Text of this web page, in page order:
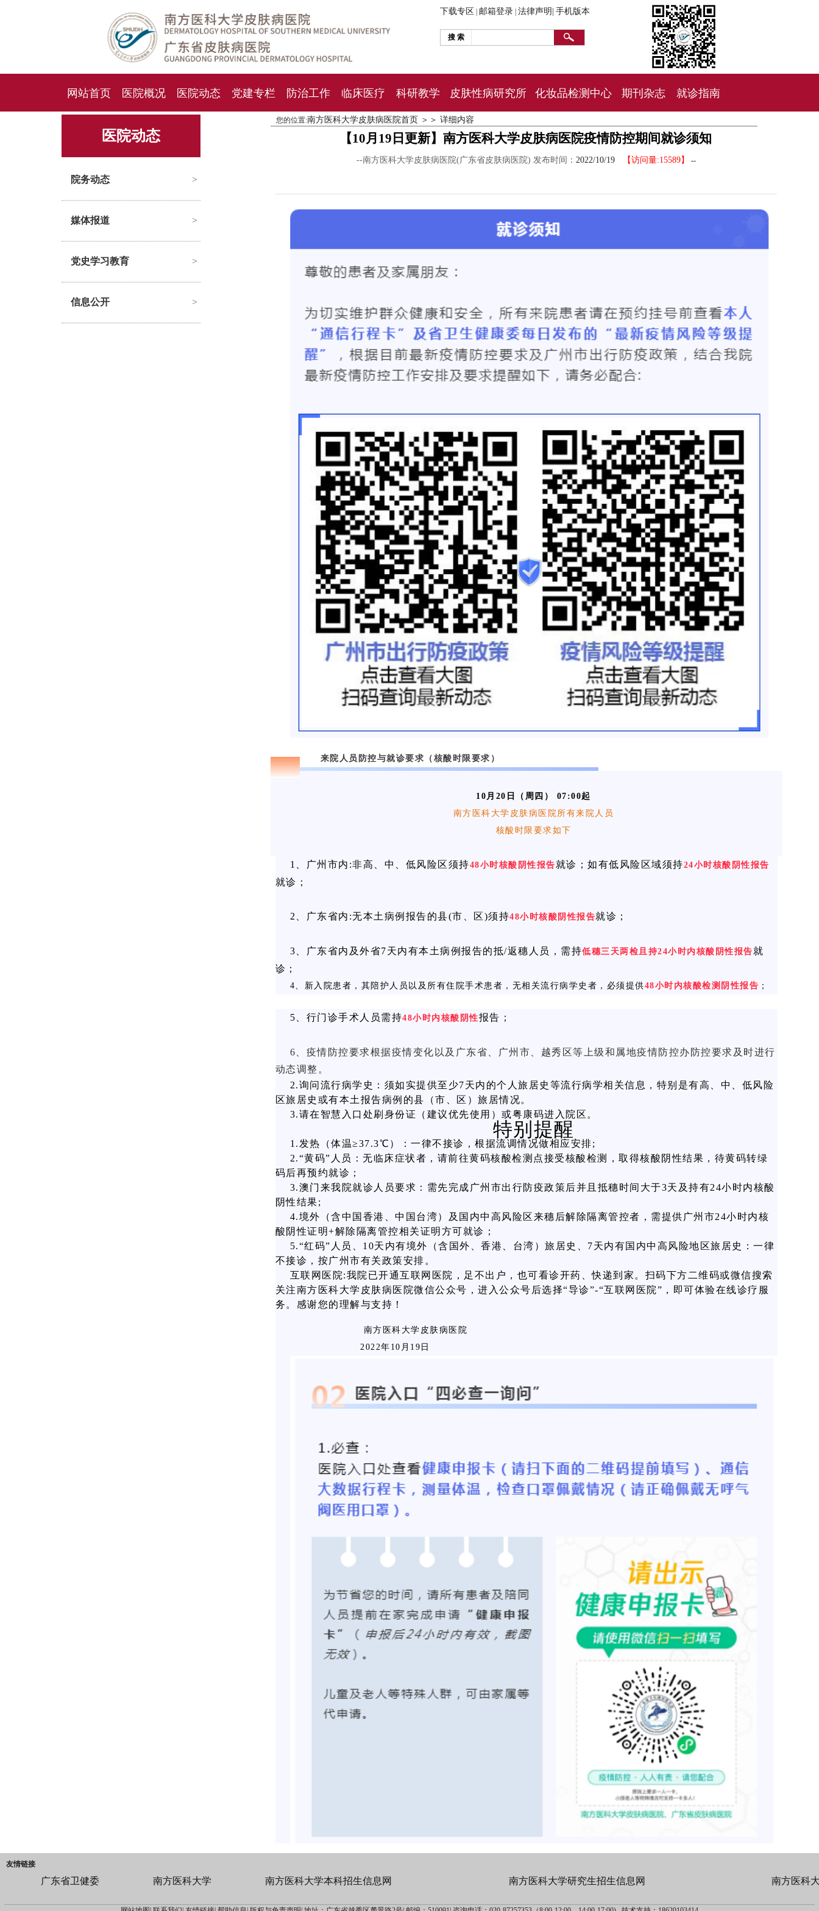
下载专区 邮箱登录 法律声明| 手机版本
搜 索
网站首页 医院概况 医院动态 党建专栏 防治工作 临床医疗 科研教学 皮肤性病研究所 化妆品检测中心 期刊杂志 就诊指南
人才招聘 招标采购
医院动态
院务动态 >
媒体报道 >
党史学习教育 >
信息公开 >
您的位置:南方医科大学皮肤病医院首页 ＞＞ 详细内容
【10月19日更新】南方医科大学皮肤病医院疫情防控期间就诊须知
--南方医科大学皮肤病医院(广东省皮肤病医院) 发布时间：2022/10/19 【访问量:15589】 --
01
来院人员防控与就诊要求（核酸时限要求）
10月20日（周四） 07:00起
南方医科大学皮肤病医院所有来院人员
核酸时限要求如下
1、广州市内:非高、中、低风险区须持48小时核酸阴性报告 就诊；如有低风险区域须持24小时核酸阴性报告
就诊；
2、广东省内:无本土病例报告的县(市、区)须持48小时核酸阴性报告就诊；
3、广东省内及外省7天内有本土病例报告的抵/返穗人员，需持低穗三天两检且持24小时内核酸阴性报告 就
诊；
4、新入院患者，其陪护人员以及所有住院手术患者，无相关流行病学史者，必须提供48小时内核酸检测阴性报告 ；
5、行门诊手术人员需持48小时内核酸阴性报告；
6、疫情防控要求根据疫情变化以及广东省、广州市、越秀区等上级和属地疫情防控办防控要求及时进行
动态调整。
2.询问流行病学史：须如实提供至少7天内的个人旅居史等流行病学相关信息，特别是有高、中、低风险
区旅居史或有本土报告病例的县（市、区）旅居情况。
3.请在智慧入口处刷身份证（建议优先使用）或粤康码进入院区。
特别提醒
1.发热（体温≥37.3℃）：一律不接诊，根据流调情况做相应安排;
2.“黄码”人员：无临床症状者，请前往黄码核酸检测点接受核酸检测，取得核酸阴性结果，待黄码转绿
码后再预约就诊；
3.澳门来我院就诊人员要求：需先完成广州市出行防疫政策后并且抵穗时间大于3天及持有24小时内核酸
阴性结果;
4.境外（含中国香港、中国台湾）及国内中高风险区来穗后解除隔离管控者，需提供广州市24小时内核
酸阴性证明+解除隔离管控相关证明方可就诊；
5.“红码”人员、10天内有境外（含国外、香港、台湾）旅居史、7天内有国内中高风险地区旅居史：一律
不接诊，按广州市有关政策安排。
互联网医院:我院已开通互联网医院，足不出户，也可看诊开药、快递到家。扫码下方二维码或微信搜索
关注南方医科大学皮肤病医院微信公众号，进入公众号后选择“导诊”-“互联网医院”，即可体验在线诊疗服
务。感谢您的理解与支持！
南方医科大学皮肤病医院
2022年10月19日
友情链接
广东省卫健委 南方医科大学 南方医科大学本科招生信息网 南方医科大学研究生招生信息网 南方医科